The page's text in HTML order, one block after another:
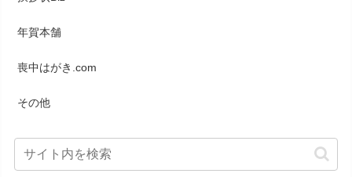
年賀本舗
喪中はがき.com
その他